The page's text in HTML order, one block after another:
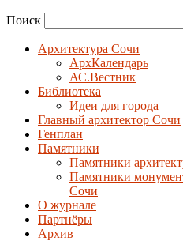
Поиск
Архитектура Сочи
АрхКалендарь
АС.Вестник
Библиотека
Идеи для города
Главный архитектор Сочи
Генплан
Памятники
Памятники
Памятники
Сочи
О журнале
Партнёры
Архив